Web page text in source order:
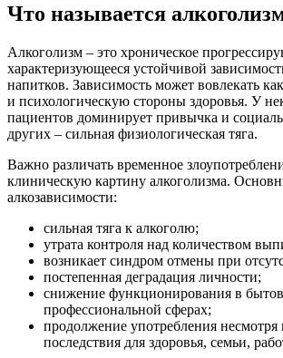
Что называется
Алкоголизм – это хроническое
характеризующееся устойчивой
напитков. Зависимость может вовлекать
и психологическую стороны здоровья. У
пациентов доминирует привычка и
других – сильная физиологическая тяга.
Важно различать временное
клиническую картину алкоголизма.
алкозависимости:
сильная тяга к алкоголю;
утрата контроля над количеством
возникает синдром отмены при
постепенная деградация личности;
снижение функционирования в
профессиональной сферах;
продолжение употребления несмотря
последствия для здоровья, семьи,